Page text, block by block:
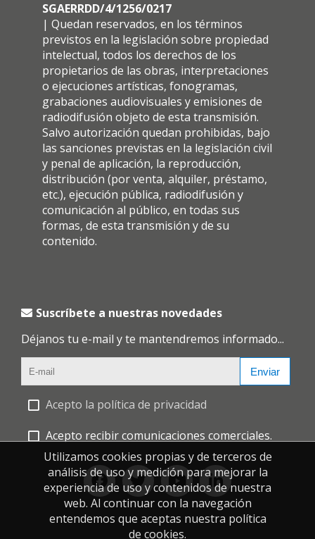
SGAERRDD/4/1256/0217
| Quedan reservados, en los términos
previstos en la legislación sobre propiedad
intelectual, todos los derechos de los
propietarios de las obras, interpretaciones
o ejecuciones artísticas, fonogramas,
grabaciones audiovisuales y emisiones de
radiodifusión objeto de esta transmisión.
Salvo autorización quedan prohibidas, bajo
las sanciones previstas en la legislación civil
y penal de aplicación, la reproducción,
distribución (por venta, alquiler, préstamo,
etc.), ejecución pública, radiodifusión y
comunicación al público, en todas sus
formas, de esta transmisión y de su
contenido.
Suscríbete a nuestras novedades
Déjanos tu e-mail y te mantendremos informado...
Enviar
Acepto la política de privacidad
Acepto recibir comunicaciones comerciales.
Utilizamos cookies propias y de terceros de
análisis de uso y medición para mejorar la
experiencia de uso y contenidos de nuestra
web. Al continuar con la navegación
entendemos que aceptas nuestra política
de cookies.